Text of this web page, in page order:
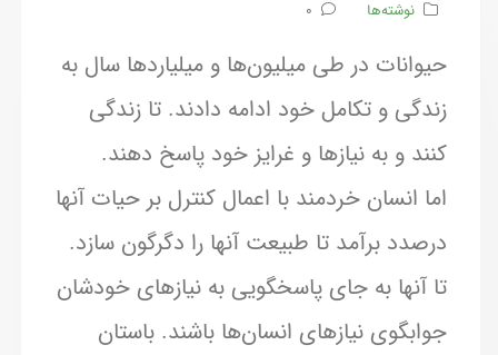
نوشته‌ها
0
حیوانات در طی میلیون‌ها و میلیاردها سال به
زندگی و تکامل خود ادامه دادند. تا زندگی
کنند و به نیازها و غرایز خود پاسخ دهند.
اما انسان خردمند با اعمال کنترل بر حیات آنها
درصدد برآمد تا طبیعت آنها را دگرگون سازد.
تا آنها به جای پاسخگویی به نیازهای خودشان
جوابگوی نیازهای انسان‌ها باشند. باستان